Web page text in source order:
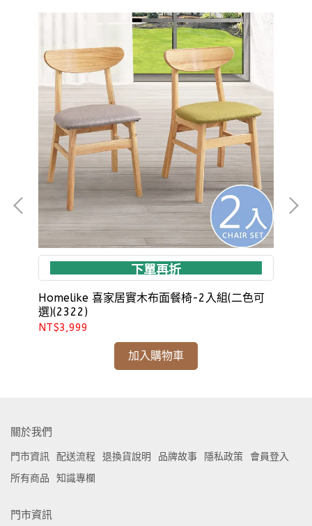
下單再折
Homelike 喜家居實木布面餐椅-2入組(二色可
選)(2322)
NT$3,999
加入購物車
關於我們
門市資訊 配送流程 退換貨說明 品牌故事 隱私政策
會員登入
所有商品
知識專欄
門市資訊